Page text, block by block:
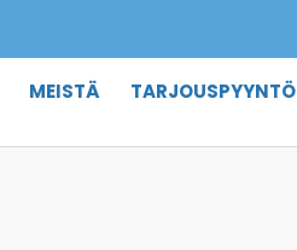
MEISTÄ TARJOUSPYYNTÖ